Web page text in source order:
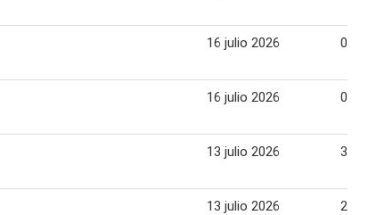
16 julio 2026 02
16 julio 2026 02
13 julio 2026 31
13 julio 2026 20